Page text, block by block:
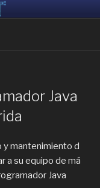
que puedan crear juntas
Java
y mantenimiento d
a su equipo de má
Java